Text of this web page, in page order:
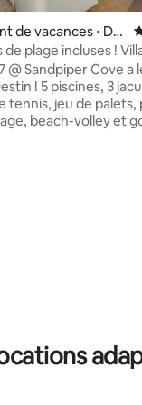
la base de 208
de vacances ⋅ De
de plage incluses !
Cove
@ Sandpiper Cove a
! 5 piscines, 3
tennis, jeu de palets,
beach-volley et